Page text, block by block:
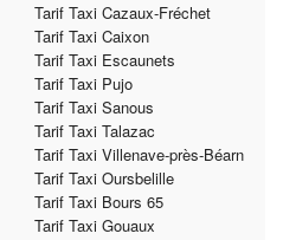
Tarif Taxi Cazaux-Fréchet
Tarif Taxi Caixon
Tarif Taxi Escaunets
Tarif Taxi Pujo
Tarif Taxi Sanous
Tarif Taxi Talazac
Tarif Taxi Villenave-près-Béarn
Tarif Taxi Oursbelille
Tarif Taxi Bours 65
Tarif Taxi Gouaux